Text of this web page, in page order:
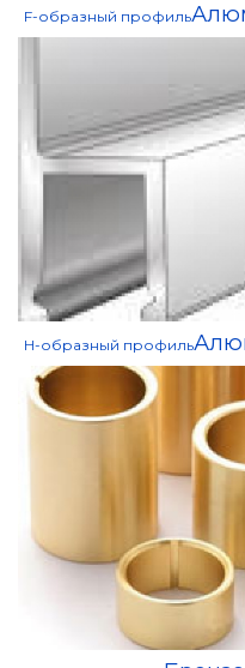
F-образный профиль
H-образный профиль